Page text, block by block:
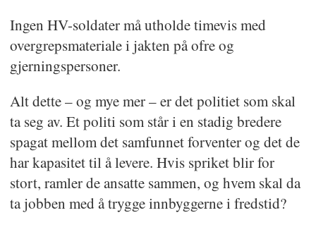
Ingen HV-soldater må utholde timevis med
overgrepsmateriale i jakten på ofre og
gjerningspersoner.
Alt dette – og mye mer – er det politiet som skal
ta seg av. Et politi som står i en stadig bredere
spagat mellom det samfunnet forventer og det de
har kapasitet til å levere. Hvis spriket blir for
stort, ramler de ansatte sammen, og hvem skal da
ta jobben med å trygge innbyggerne i fredstid?